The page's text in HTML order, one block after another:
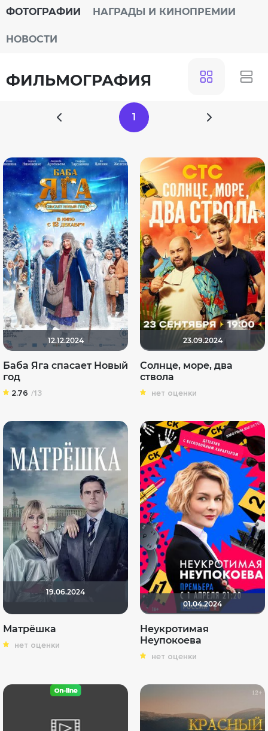
ФОТОГРАФИИ НАГРАДЫ И КИНОПРЕМИИ
НОВОСТИ
ФИЛЬМОГРАФИЯ
1
12.12.2024
Баба Яга спасает Новый
год
2.76 /13
23.09.2024
Солнце, море, два
ствола
нет оценки
19.06.2024
Матрёшка
нет оценки
01.04.2024
Неукротимая
Неупокоева
нет оценки